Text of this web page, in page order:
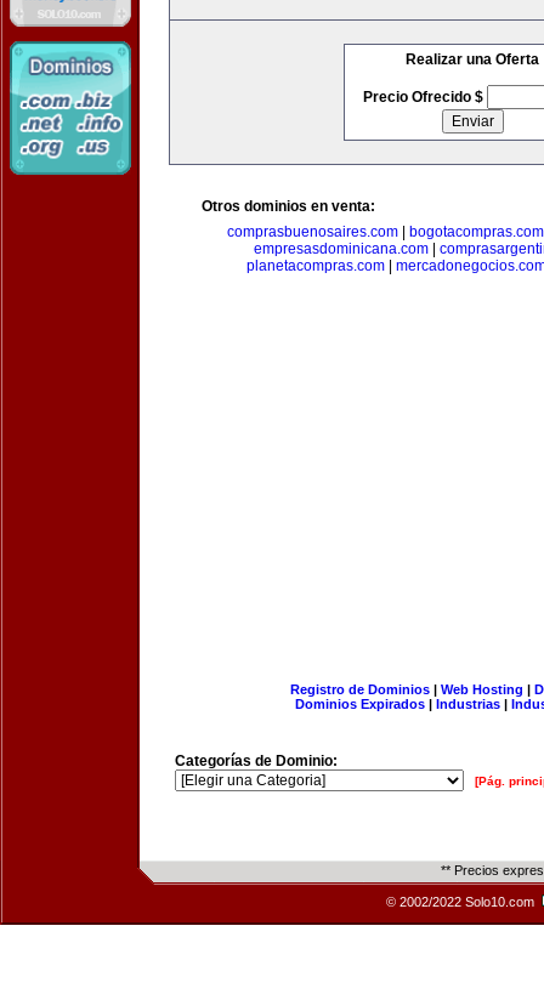
Realizar una Oferta
Precio Ofrecido $
Otros dominios en venta:
comprasbuenosaires.com
bogotacompras.com
empresasdominicana.com|
planetacompras.com
Registro de Dominios| Web Hosting |
Dominios Expirados | Industrias |
Categorías de Dominio:
[Pág.
** Precios
© 2002/2022 Solo10.com